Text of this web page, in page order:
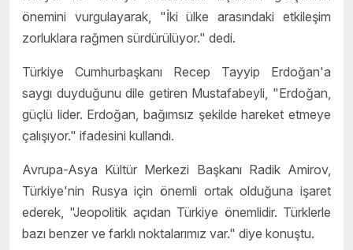
önemini vurgulayarak, "İki ülke arasındaki etkileşim
zorluklara rağmen sürdürülüyor." dedi.
Türkiye Cumhurbaşkanı Recep Tayyip Erdoğan'a
saygı duyduğunu dile getiren Mustafabeyli, "Erdoğan,
güçlü lider. Erdoğan, bağımsız şekilde hareket etmeye
çalışıyor." ifadesini kullandı.
Avrupa-Asya Kültür Merkezi Başkanı Radik Amirov,
Türkiye'nin Rusya için önemli ortak olduğuna işaret
ederek, "Jeopolitik açıdan Türkiye önemlidir. Türklerle
bazı benzer ve farklı noktalarımız var." diye konuştu.